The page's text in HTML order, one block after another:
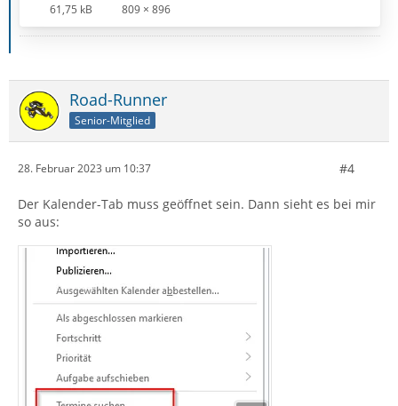
61,75 kB 809 × 896
Road-Runner
Senior-Mitglied
28. Februar 2023 um 10:37 #4
Der Kalender-Tab muss geöffnet sein. Dann sieht es bei mir
so aus: